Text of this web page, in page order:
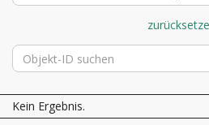
Kein Ergebnis.